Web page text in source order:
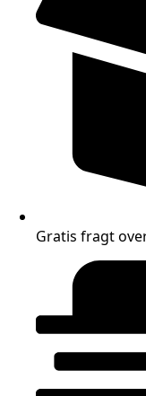
Gratis fragt